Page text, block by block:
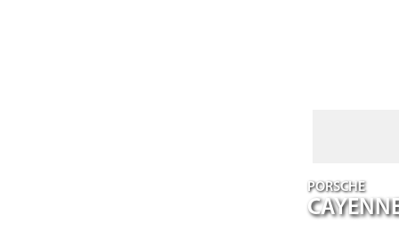
PORSCHE